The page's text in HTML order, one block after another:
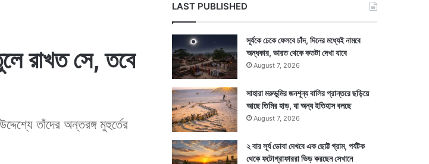
রাখত সে, তবে
তাঁদের অন্তরঙ্গ মুহুর্তের
LAST PUBLISHED
সূর্যকে ঢেকে ফেলবে চাঁদ, দিনের মধ্যেই নামবে
অন্ধকার, ভারত থেকে কতটা দেখা যাবে
August 7, 2026
সাহারা মরুভূমির জনশূন্য বালির প্রান্তরে ছড়িয়ে
আছে তিমির হাড়, যা অন্য ইতিহাস বলছে
August 7, 2026
২ বার সূর্য ডোবা দেখবে এক ছোট্ট গ্রাম, পর্যটক
থেকে ফটোগ্রাফাররা ভিড় করছেন সেখানে